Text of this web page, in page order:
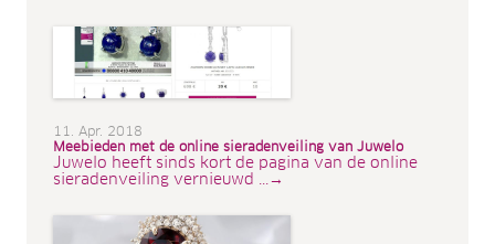
11. Apr. 2018
Meebieden met de online sieradenveiling van Juwelo
Juwelo heeft sinds kort de pagina van de online
sieradenveiling vernieuwd ...→